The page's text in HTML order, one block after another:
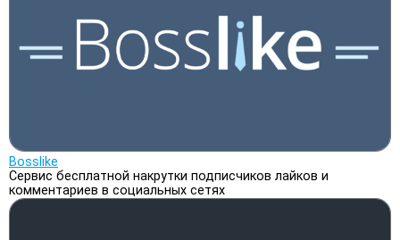
Bosslike
Сервис бесплатной накрутки подписчиков лайков и
комментариев в социальных сетях